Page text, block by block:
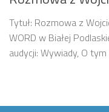
Tytuł: Rozmowa z
WORD w Białej
audycji: Wywiady, O